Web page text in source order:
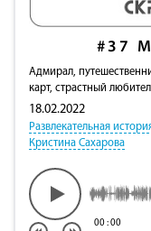
#37
Адмирал,
карт, страстный
18.02.2022
Развлекательная
Кристина Сахарова
00:00